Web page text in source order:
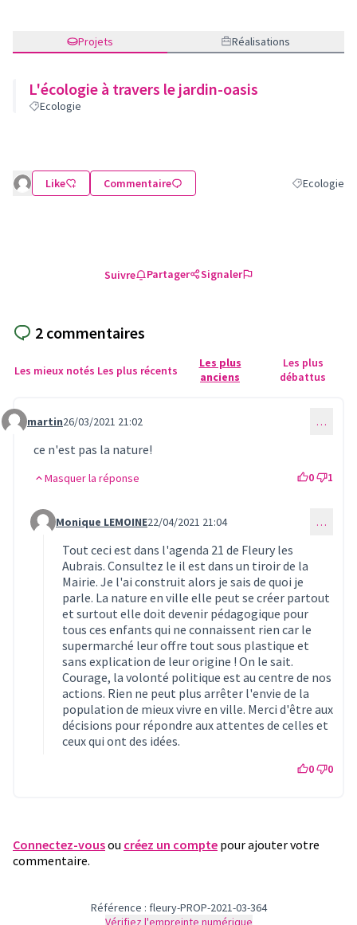
Projets Réalisations
L'écologie à travers le jardin-oasis
Ecologie
Like Commentaire Filtrer les
Ecologie
Suivre Partager Signaler
2 commentaires
Les mieux notés Les plus récents
Les plus
anciens
Les plus
débattus
Commentaire 402
martin26/03/2021 21:02 …
ce n'est pas la nature!
Masquer la réponse 0 1
Commentaire 412 (réponse au commentaire 402)
Monique LEMOINE22/04/2021 21:04 …
Tout ceci est dans l'agenda 21 de Fleury les
Aubrais. Consultez le il est dans un tiroir de la
Mairie. Je l'ai construit alors je sais de quoi je
parle. La nature en ville elle peut se créer partout
et surtout elle doit devenir pédagogique pour
tous ces enfants qui ne connaissent rien car le
supermarché leur offre tout sous plastique et
sans explication de leur origine ! On le sait.
Courage, la volonté politique est au centre de nos
actions. Rien ne peut plus arrêter l'envie de la
population de mieux vivre en ville. Merci d'être aux
décisions pour répondre aux attentes de celles et
ceux qui ont des idées.
0 0
Connectez-vousou créez un compte pour ajouter votre
commentaire.
Référence : fleury-PROP-2021-03-364
Vérifiez l'empreinte numérique